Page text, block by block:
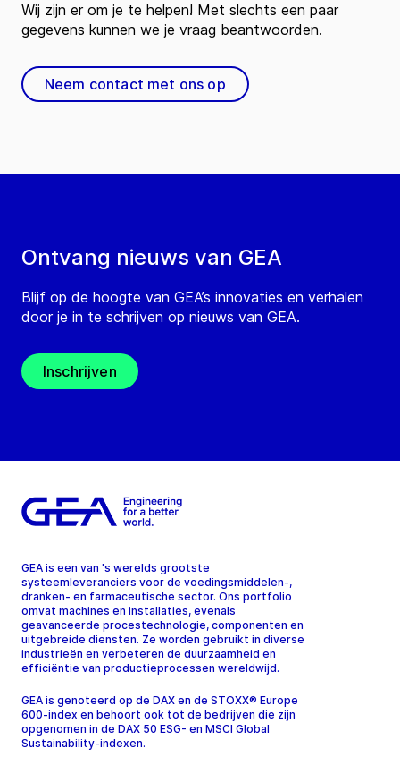
Ontvang nieuws van GEA
Blijf op de hoogte van GEA’s innovaties en verhalen
door je in te schrijven op nieuws van GEA.
Inschrijven
Wij zijn er om je te helpen! Met slechts een paar
gegevens kunnen we je vraag beantwoorden.
Neem contact met ons op
GEA is een van 's werelds grootste
systeemleveranciers voor de voedingsmiddelen-,
dranken- en farmaceutische sector. Ons portfolio
omvat machines en installaties, evenals
geavanceerde procestechnologie, componenten en
uitgebreide diensten. Ze worden gebruikt in diverse
industrieën en verbeteren de duurzaamheid en
efficiëntie van productieprocessen wereldwijd.
GEA is genoteerd op de DAX en de STOXX® Europe
600-index en behoort ook tot de bedrijven die zijn
opgenomen in de DAX 50 ESG- en MSCI Global
Sustainability-indexen.